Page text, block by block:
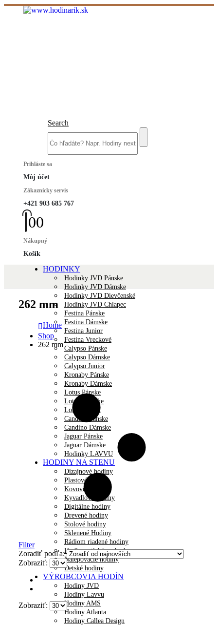
Search
Prihláste sa
Môj účet
Zákaznícky servis
+421 903 685 767
00
Nákupný
Košík
HODINKY
Hodinky JVD Pánske
Hodinky JVD Dámske
Hodinky JVD Dievčenské
Hodinky JVD Chlapec
Festina Pánske
Festina Dámske
Festina Junior
Festina Vreckové
Calypso Pánske
Calypso Dámske
Calypso Junior
Kronaby Pánske
Kronaby Dámske
Lotus Pánske
Lotus Dámske
Lotus Unisex
Candino Pánske
Candino Dámske
Jaguar Pánske
Jaguar Dámske
Hodinky LAVVU
HODINY NA STENU
Dizajnové hodiny
Plastové hodiny
Kovové hodiny
Kyvadlové hodiny
Digitálne hodiny
Drevené hodiny
Stolové hodiny
Sklenené Hodiny
Rádiom riadené hodiny
Hodiny s tichým chodom
Nalepovacie hodiny
Detské hodiny
VÝROBCOVIA HODÍN
Hodiny JVD
Hodiny Lavvu
Hodiny AMS
Hodiny Atlanta
Hodiny Callea Design
262 mm
Home
Shop
262 mm
Filter
Zoradiť podľa:
Zobraziť:
Zobraziť: